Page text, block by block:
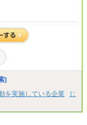
外に勤務をした場
ございません。
りません。
]
を実施している企業
じ